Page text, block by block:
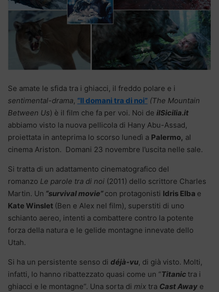
Se amate le sfida tra i ghiacci, il freddo polare e i
sentimental-drama, “Il domani tra di noi” (The Mountain
Between Us) è il film che fa per voi. Noi de ilSicilia.it
abbiamo visto la nuova pellicola di Hany Abu-Assad,
proiettata in anteprima lo scorso lunedì a Palermo, al
cinema Ariston. Domani 23 novembre l’uscita nelle sale.
Si tratta di un adattamento cinematografico del
romanzo Le parole tra di noi (2011) dello scrittore Charles
Martin. Un “survival movie” con protagonisti Idris Elba e
Kate Winslet (Ben e Alex nel film), superstiti di uno
schianto aereo, intenti a combattere contro la potente
forza della natura e le gelide montagne innevate dello
Utah.
Si ha un persistente senso di déjà-vu, di già visto. Molti,
infatti, lo hanno ribattezzato quasi come un “Titanic tra i
ghiacci e le montagne”. Una sorta di mix tra Cast Away e